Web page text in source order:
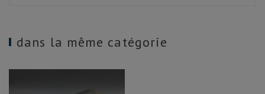
dans la même catégorie